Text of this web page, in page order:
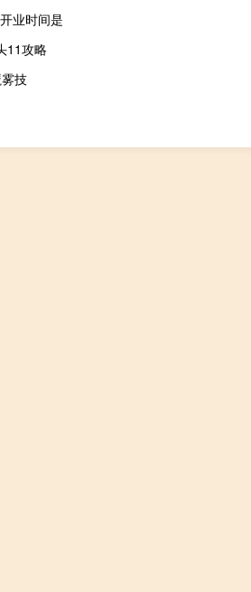
业时间是
11攻略
技